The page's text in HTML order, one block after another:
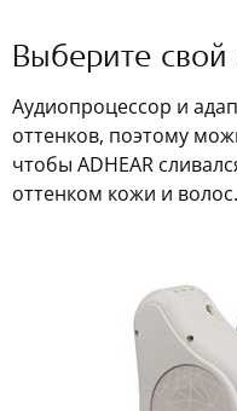
Выберите свой
Аудиопроцессор и
оттенков, поэтому
чтобы ADHEAR
оттенком кожи и волос.